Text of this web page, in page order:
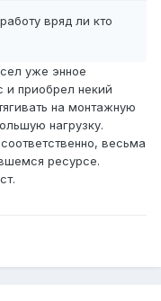
вряд ли кто
уже энное
и приобрел некий
на монтажную
нагрузку.
весьма
ресурсе.